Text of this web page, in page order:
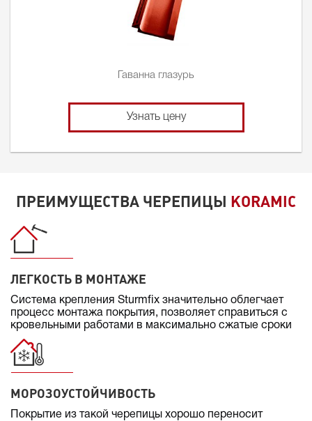
Гаванна глазурь
Узнать цену
ПРЕИМУЩЕСТВА ЧЕРЕПИЦЫ KORAMIC
ЛЕГКОСТЬ В МОНТАЖЕ
Система крепления Sturmfix значительно облегчает
процесс монтажа покрытия, позволяет справиться с
кровельными работами в максимально сжатые сроки
МОРОЗОУСТОЙЧИВОСТЬ
Покрытие из такой черепицы хорошо переносит